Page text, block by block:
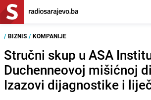
/ BIZNIS / KOMPANIJE
Stručni skup u ASA
Duchenneovoj mišićnoj
Izazovi dijagnostike i